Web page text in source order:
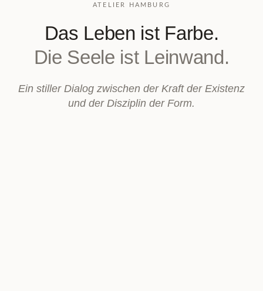
ATELIER HAMBURG
Das Leben ist Farbe.
Die Seele ist Leinwand.
Ein stiller Dialog zwischen der Kraft der Existenz
und der Disziplin der Form.